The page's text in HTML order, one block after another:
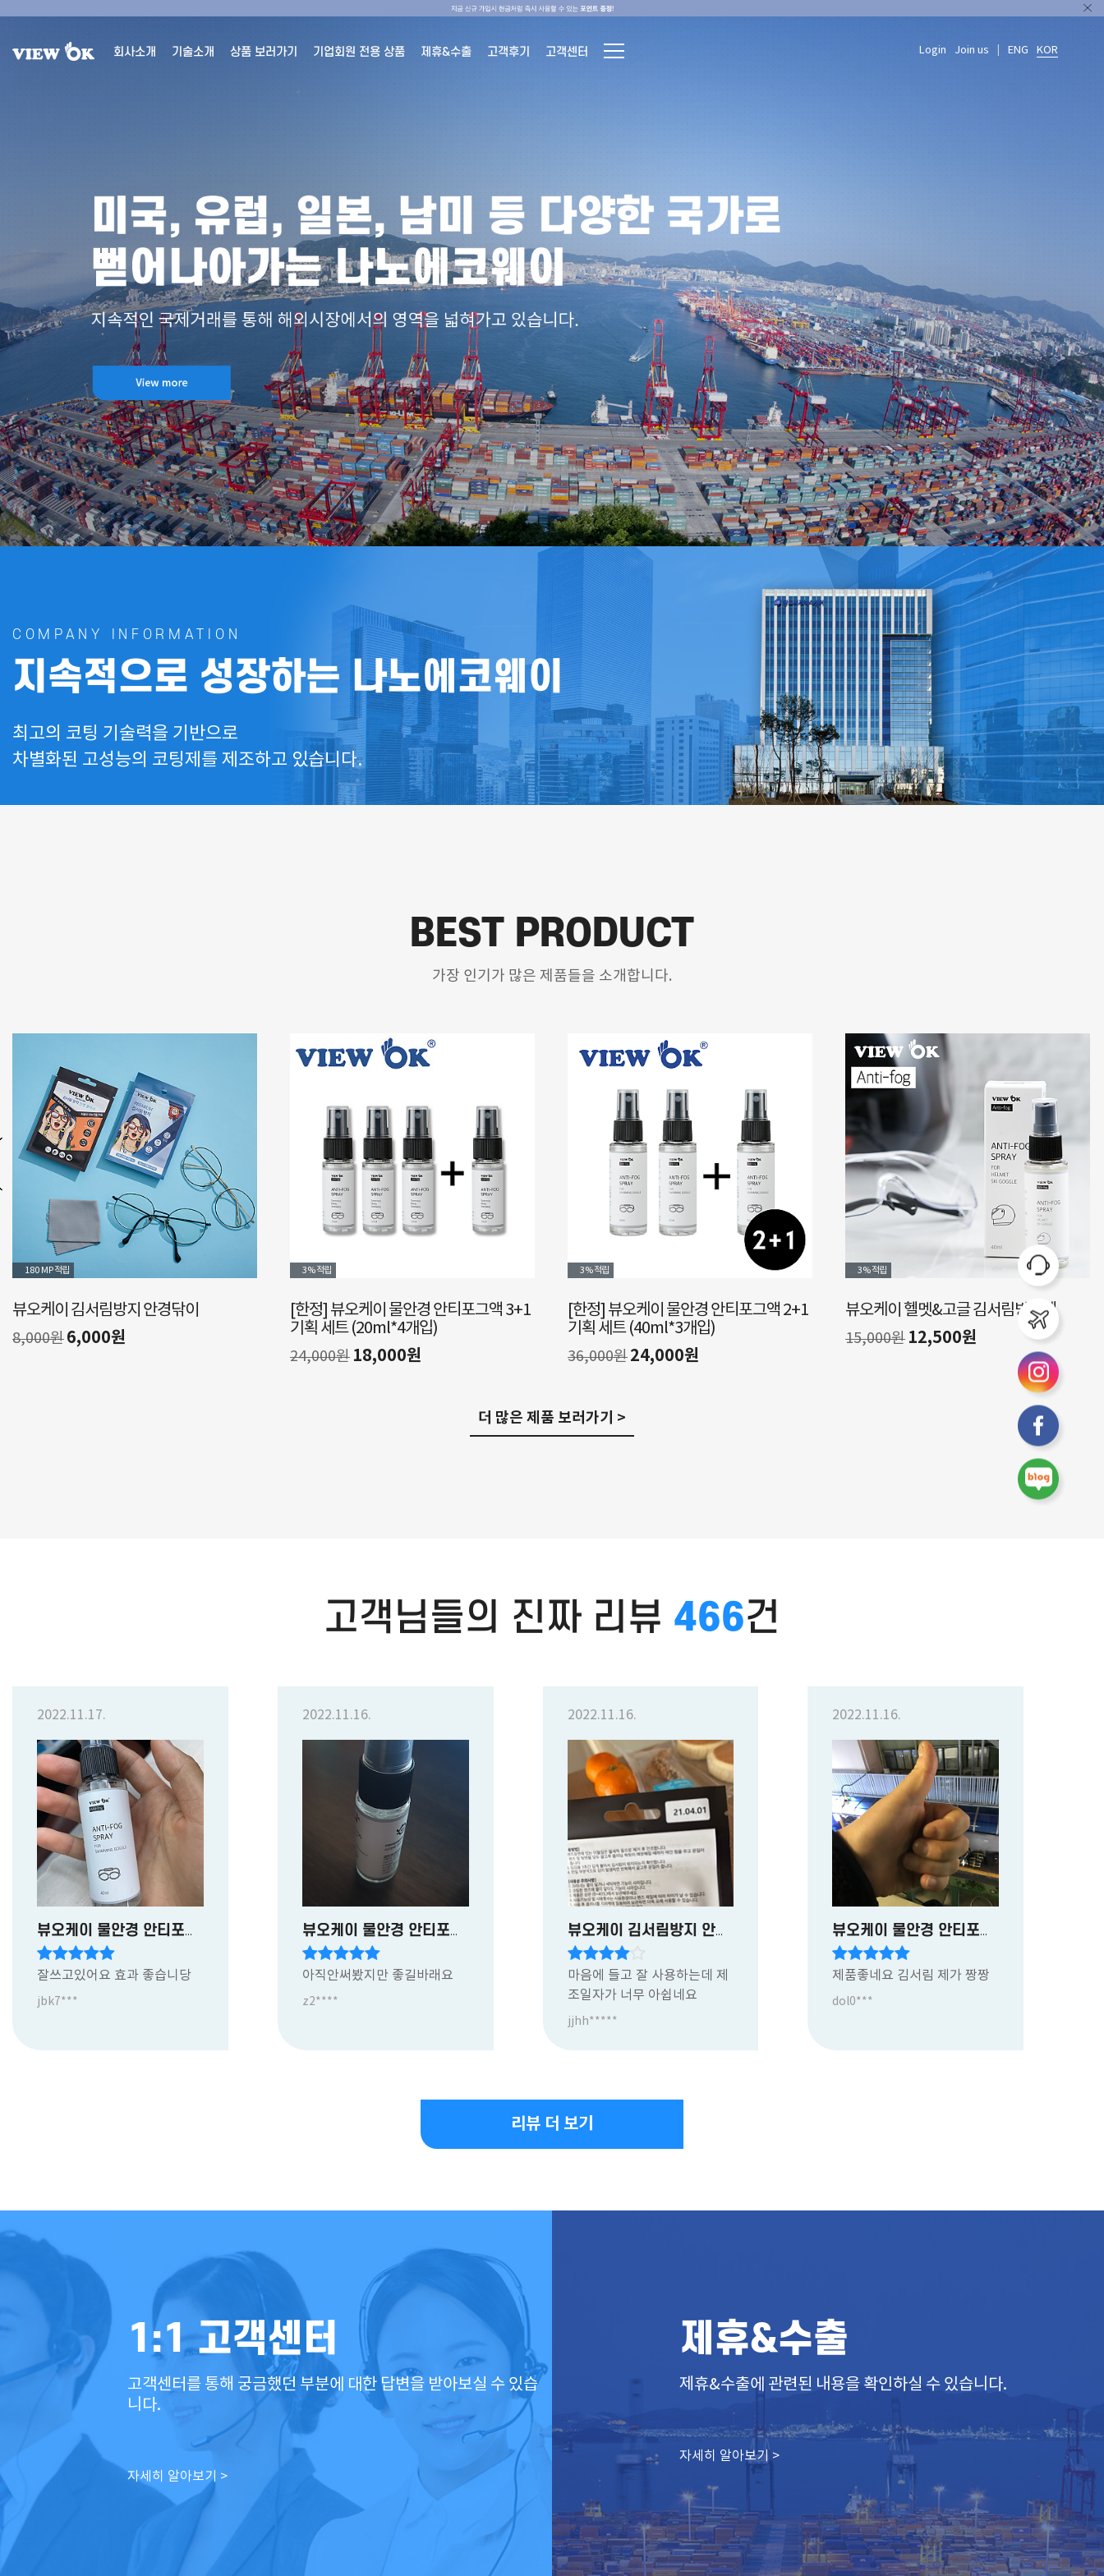
회사소개 기술소개 상품 보러가기 기업회원 전용 상품 제휴&수출 고객후기 고객센터 Login Join us ENG KOR
COMPANY INFORMATION
지속적으로 성장하는 나노에코웨이
최고의 코팅 기술력을 기반으로
차별화된 고성능의 코팅제를 제조하고 있습니다.
BEST PRODUCT
가장 인기가 많은 제품들을 소개합니다.
3%적립
[한정] 뷰오케이 물안경 안티포그액 3+1
기획 세트 (20ml*4개입)
3%
[한정] 뷰오케이 물안경 안티포그액 2+1
기획 세트 (40ml*3개입)
36,000원 24,000원
3%
뷰오케이 헬멧&고글 김서림방지제
15,000원 12,500원
3%
뷰오케이 물안경 안티포그액
6,000원
더 많은 제품 보러가기 >
고객님들의 진짜 리뷰 920건
2022.11.17.
뷰오케이 물안경 안티포그액
잘쓰고있어요 효과 좋습니당
jbk7***
2022.11.16.
뷰오케이 물안경 안티포그액
아직안써봤지만 좋길바래요
z2****
2022.11.16.
뷰오케이 김서림방지 안경닦이
마음에 들고 잘 사용하는데 제
조일자가 너무 아쉽네요
jjhh*****
2022.11.16.
뷰오케이 물안경 안티포그액
제품좋네요 김서림 제가 짱짱
dol0***
리뷰 더 보기
1:1 고객센터
고객센터를 통해 궁금했던 부분에 대한답변을 받아보실 수 있습
니다.
자세히 알아보기 >
제휴&수출
제휴&수출에 관련된 내용을 확인하실 수 있습니다.
자세히 알아보기 >